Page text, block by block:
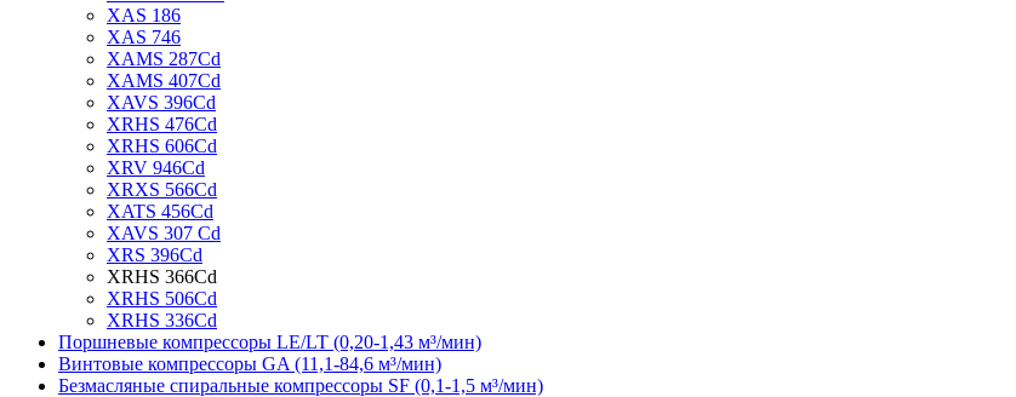
XAS 186
XAS 746
XAMS 287Cd
XAMS 407Cd
XAVS 396Cd
XRHS 476Cd
XRHS 606Cd
XRV 946Cd
XRXS 566Cd
XATS 456Cd
XAVS 307 Cd
XRS 396Cd
XRHS 366Cd
XRHS 506Cd
XRHS 336Cd
Поршневые компрессоры LE/LT (0,20-1,43 м³/мин)
Винтовые компрессоры GA (11,1-84,6 м³/мин)
Безмасляные спиральные компрессоры SF (0,1-1,5 м³/мин)